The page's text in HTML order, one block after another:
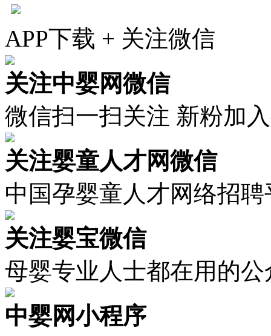
APP下载 + 关注微信
关注中婴网微信
微信扫一扫关注 新粉加
关注婴童人才网微信
中国孕婴童人才网络招聘
关注婴宝微信
母婴专业人士都在用的公
中婴网小程序